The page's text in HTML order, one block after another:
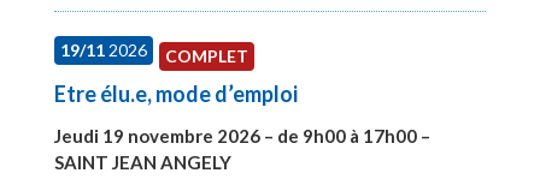
19/112026 COMPLET
Etre élu.e, mode d’emploi
Jeudi 19 novembre 2026 – de 9h00 à 17h00 –
SAINT JEAN ANGELY